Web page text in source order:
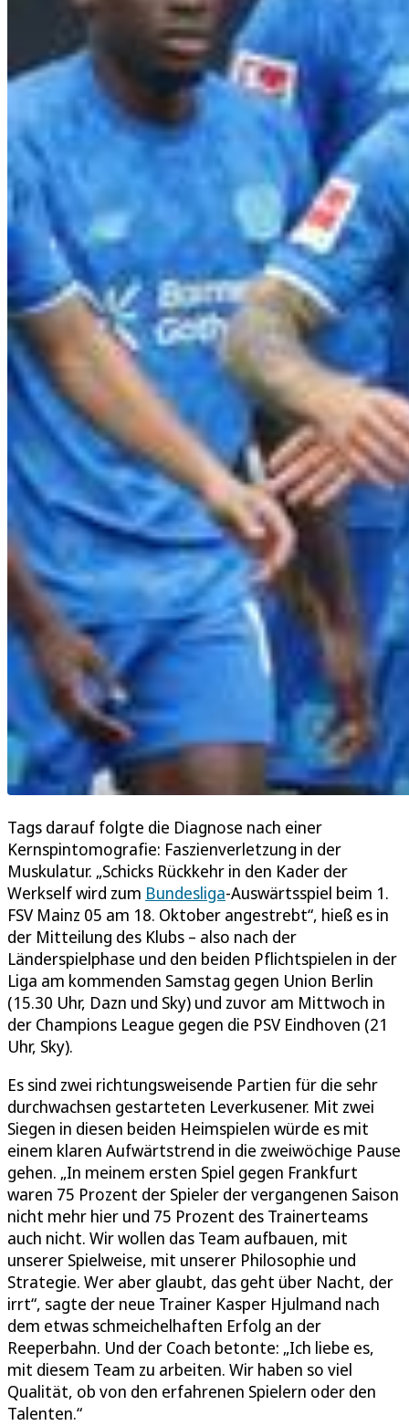
Tags darauf folgte die Diagnose nach einer
Kernspintomografie: Faszienverletzung in der
Muskulatur. „Schicks Rückkehr in den Kader der
Werkself wird zum Bundesliga-Auswärtsspiel beim 1.
FSV Mainz 05 am 18. Oktober angestrebt“, hieß es in
der Mitteilung des Klubs – also nach der
Länderspielphase und den beiden Pflichtspielen in der
Liga am kommenden Samstag gegen Union Berlin
(15.30 Uhr, Dazn und Sky) und zuvor am Mittwoch in
der Champions League gegen die PSV Eindhoven (21
Uhr, Sky).
Es sind zwei richtungsweisende Partien für die sehr
durchwachsen gestarteten Leverkusener. Mit zwei
Siegen in diesen beiden Heimspielen würde es mit
einem klaren Aufwärtstrend in die zweiwöchige Pause
gehen. „In meinem ersten Spiel gegen Frankfurt
waren 75 Prozent der Spieler der vergangenen Saison
nicht mehr hier und 75 Prozent des Trainerteams
auch nicht. Wir wollen das Team aufbauen, mit
unserer Spielweise, mit unserer Philosophie und
Strategie. Wer aber glaubt, das geht über Nacht, der
irrt“, sagte der neue Trainer Kasper Hjulmand nach
dem etwas schmeichelhaften Erfolg an der
Reeperbahn. Und der Coach betonte: „Ich liebe es,
mit diesem Team zu arbeiten. Wir haben so viel
Qualität, ob von den erfahrenen Spielern oder den
Talenten.“